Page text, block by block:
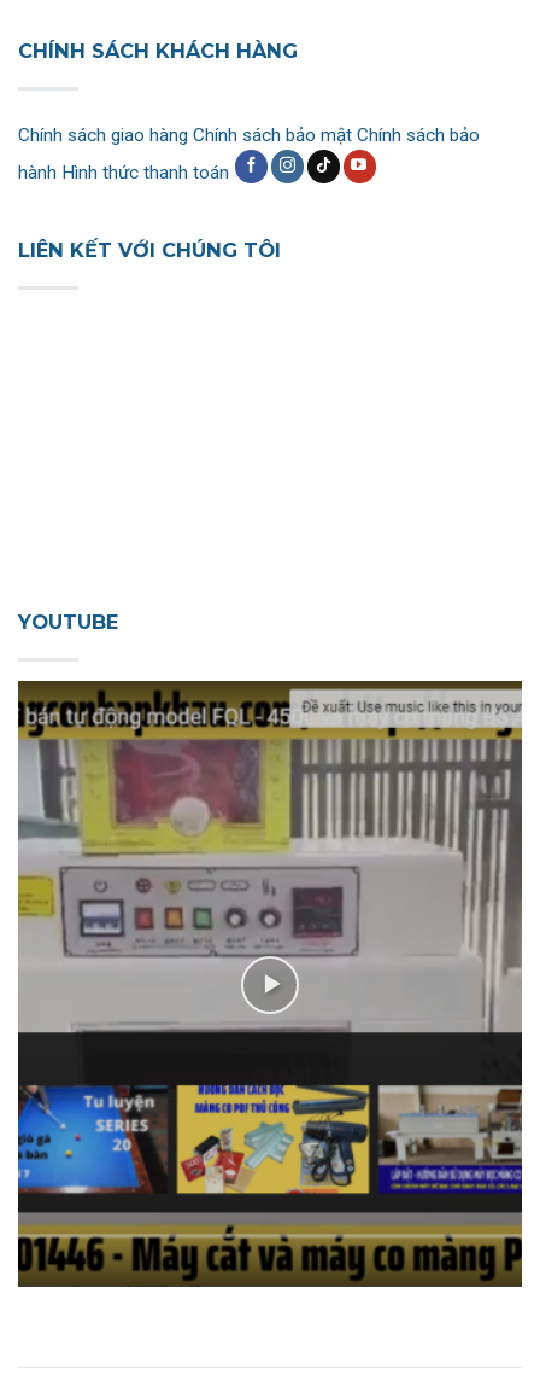
CHÍNH SÁCH KHÁCH HÀNG
Chính sách giao hàng Chính sách bảo mật Chính sách bảo
hành Hình thức thanh toán
LIÊN KẾT VỚI CHÚNG TÔI
YOUTUBE